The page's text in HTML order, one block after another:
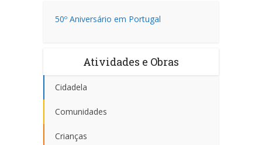
50º Aniversário em Portugal
Atividades e Obras
Cidadela
Comunidades
Crianças